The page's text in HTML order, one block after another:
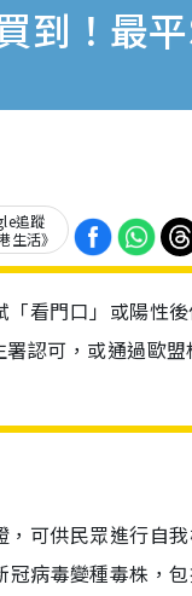
到！最
追蹤
生活》
看門口」或陽性
認可，或通過歐盟
可供民眾進行自
病毒變種毒株，